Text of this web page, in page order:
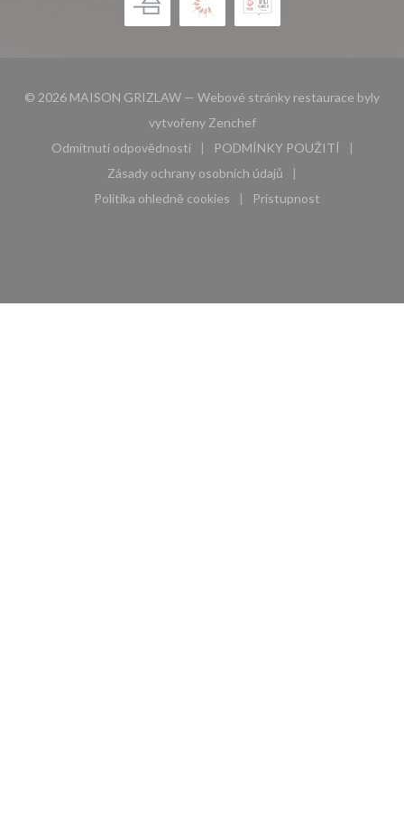
© 2026 MAISON GRIZLAW — Webové stránky restaurace byly
vytvořeny Zenchef((otevře se v novém okně))
Odmítnutí odpovědnosti
((otevře se v novém okně))
PODMÍNKY POUŽITÍ
((otevře se v novém
Zásady ochrany osobních údajů
((otevře se v novém okně))
Politika ohledně cookies
((otevře se v novém okně))
Pristupnost
((otevře se v novém